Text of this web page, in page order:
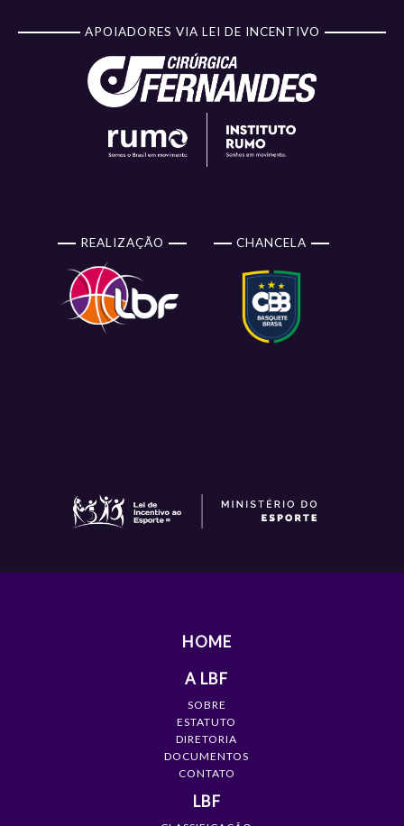
APOIADORES VIA LEI DE INCENTIVO
REALIZAÇÃO CHANCELA
HOME
A LBF
SOBRE
ESTATUTO
DIRETORIA
DOCUMENTOS
CONTATO
LBF